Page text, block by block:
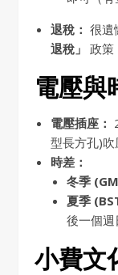
退稅： 很遺
退稅」 政策
電壓與
電壓插座：
型長方孔)
時差：
冬季
夏季
後一個
小費文